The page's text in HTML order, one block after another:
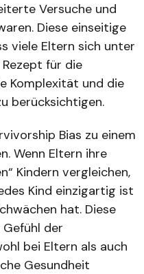
Versuche und
Diese einseitige
viele Eltern sich unter
für die
Komplexität und die
berücksichtigen.
Bias zu einem
Wenn Eltern ihre
Kindern vergleichen,
Kind einzigartig ist
hat. Diese
der
bei Eltern als auch
Gesundheit